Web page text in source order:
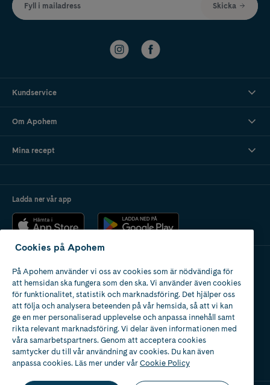
Fyll i mailadress Skicka
Kundservice
Om Apohem
Mina recept
Ladda ner vår app
Apotek med tillstånd
av Läkemedelsverket
2024
Cookies på Apohem
På Apohem använder vi oss av cookies som är nödvändiga för
att hemsidan ska fungera som den ska. Vi använder även cookies
för funktionalitet, statistik och marknadsföring. Det hjälper oss
att följa och analysera beteenden på vår hemsida, så att vi kan
ge en mer personaliserad upplevelse och anpassa innehåll samt
rikta relevant marknadsföring. Vi delar även informationen med
våra samarbetspartners. Genom att acceptera cookies
samtycker du till vår användning av cookies. Du kan även
anpassa cookies. Läs mer under vårCookie Policy